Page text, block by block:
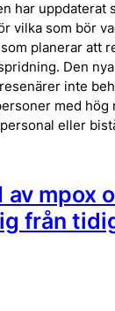
har uppdaterat
vilka som bör
planerar att
Den
inte
med hög
eller
av mpox
från